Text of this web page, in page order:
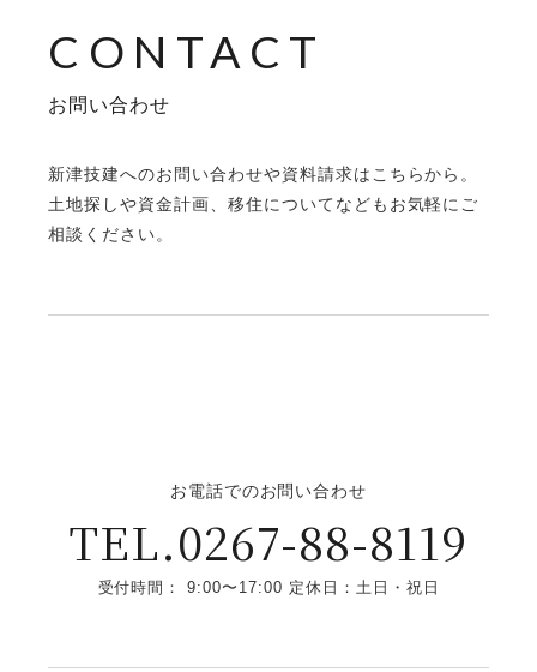
お問い合わせ
新津技建へのお問い合わせや資料請求はこちらから。
土地探しや資金計画、移住についてなどもお気軽にご
相談ください。
お電話でのお問い合わせ
TEL.0267-88-8119
受付時間： 9:00〜17:00 定休日：土日・祝日